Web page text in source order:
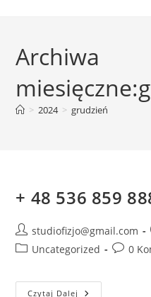
Archiwa
> 2024 > grudzień
+ 48 536 859
studiofizjo@gmail.com
Uncategorized
0
Czytaj Dalej